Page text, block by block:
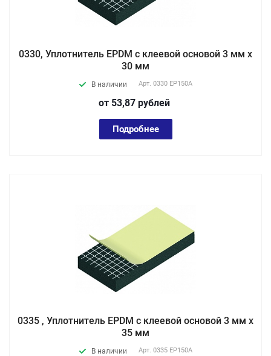
0330, Уплотнитель EPDM с клеевой основой 3 мм х
30 мм
В наличии Арт. 0330 EP150А
от 53,87 рублей
Подробнее
0335 , Уплотнитель EPDM с клеевой основой 3 мм х
35 мм
В наличии Арт. 0335 EP150А